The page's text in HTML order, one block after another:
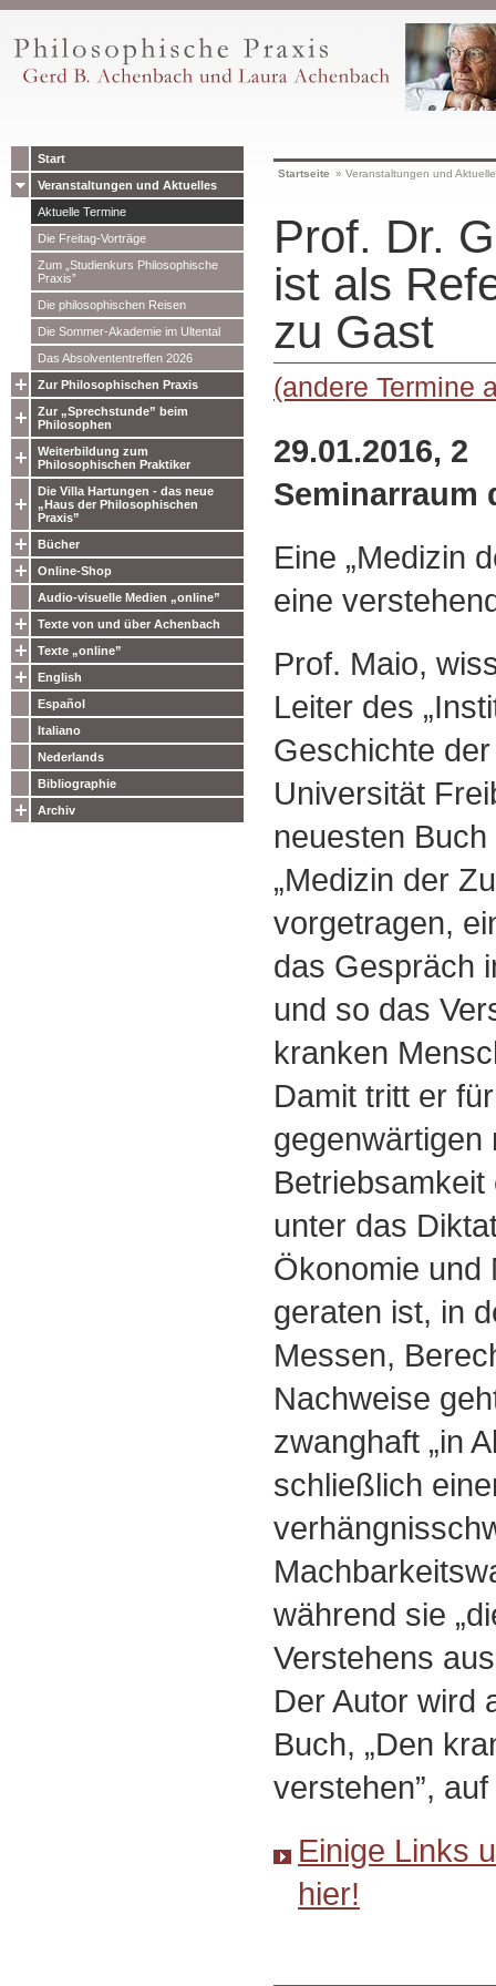
Start
Veranstaltungen und Aktuelles
Aktuelle Termine
Die Freitag-Vorträge
Zum „Studienkurs Philosophische
Praxis”
Die philosophischen Reisen
Die Sommer-Akademie im Ultental
Das Absolvententreffen 2026
Zur Philosophischen Praxis
Zur „Sprechstunde” beim
Philosophen
Weiterbildung zum
Philosophischen Praktiker
Die Villa Hartungen - das neue
„Haus der Philosophischen
Praxis”
Bücher
Online-Shop
Audio-visuelle Medien „online”
Texte von und über Achenbach
Texte „online”
English
Español
Italiano
Nederlands
Bibliographie
Archiv
Startseite » Veranstaltungen und
Prof. Dr.
ist als
zu Gast
(andere Termine
29.01.2016, 2
Seminarraum
Eine „Medizin
eine
Prof. Maio,
Leiter des
Geschichte
Universität
neuesten
„Medizin der
vorgetragen,
das Gespräch
und so das
kranken
Damit tritt er
gegenwärtigen
unter das
Ökonomie und
geraten ist, in
Messen,
Nachweise
zwanghaft „in
schließlich
während sie
Verstehens
Der Autor wird
Buch, „Den
verstehen”,
Einige Links
hier!